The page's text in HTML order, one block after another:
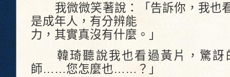
我微微笑著說：「告訴你，我也
是成年人，有分辨能
力，其實真沒有什麼。」
韓琦聽說我也看過黃片，驚訝
師……您怎麼也……？」